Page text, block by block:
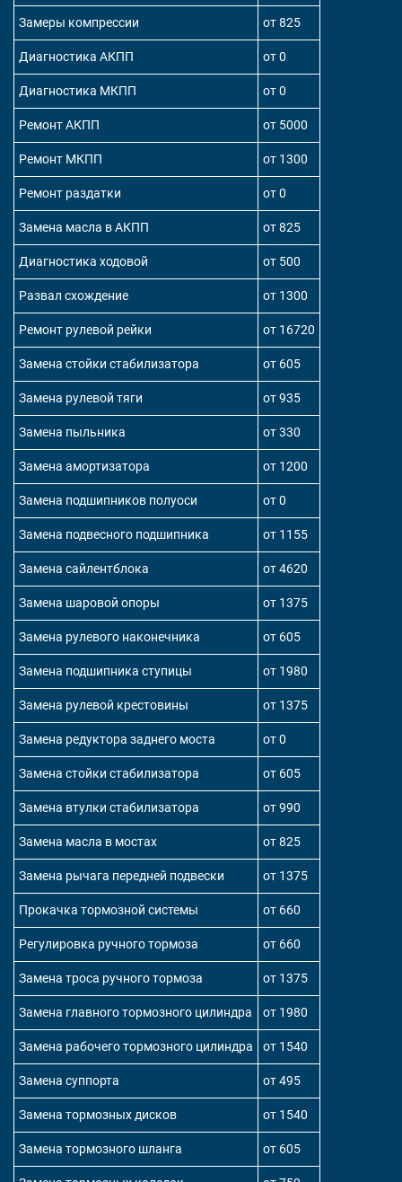
Замеры компрессии от 825
Диагностика АКПП от 0
Диагностика МКПП от 0
Ремонт АКПП от 5000
Ремонт МКПП от 1300
Ремонт раздатки от 0
Замена масла в АКПП от 825
Диагностика ходовой от 500
Развал схождение от 1300
Ремонт рулевой рейки от 16720
Замена стойки стабилизатора от 605
Замена рулевой тяги от 935
Замена пыльника от 330
Замена амортизатора от 1200
Замена подшипников полуоси от 0
Замена подвесного подшипника от 1155
Замена сайлентблока от 4620
Замена шаровой опоры от 1375
Замена рулевого наконечника от 605
Замена подшипника ступицы от 1980
Замена рулевой крестовины от 1375
Замена редуктора заднего моста от 0
Замена стойки стабилизатора от 605
Замена втулки стабилизатора от 990
Замена масла в мостах от 825
Замена рычага передней подвески от 1375
Прокачка тормозной системы от 660
Регулировка ручного тормоза от 660
Замена троса ручного тормоза от 1375
Замена главного тормозного цилиндра от 1980
Замена рабочего тормозного цилиндра от 1540
Замена суппорта от 495
Замена тормозных дисков от 1540
Замена тормозного шланга от 605